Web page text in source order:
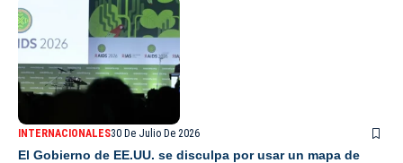
INTERNACIONALES30 De Julio De 2026
El Gobierno de EE.UU. se disculpa por usar un mapa de